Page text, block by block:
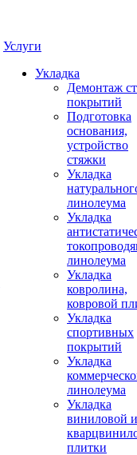
Услуги
Укладка
Демонтаж
покрытий
Подготовка
основания,
устройство
стяжки
Укладка
линолеума
Укладка
линолеума
Укладка
ковролина,
ковровой
Укладка
спортивных
покрытий
Укладка
линолеума
Укладка
виниловой и
плитки